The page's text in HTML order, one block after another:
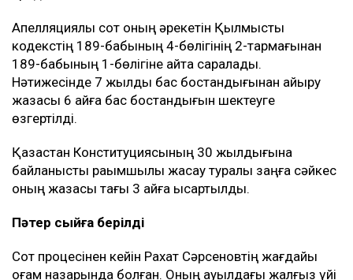
қарады.
Апелляциялық сот оның әрекетін Қылмыстық
кодекстің 189-бабының 4-бөлігінің 2-тармағынан
189-бабының 1-бөлігіне қайта саралады.
Нәтижесінде 7 жылдық бас бостандығынан айыру
өзгертілді.
Қазақстан Конституциясының 30 жылдығына
оның жазасы тағы 3 айға қысқартылды.
Пәтер сыйға берілді